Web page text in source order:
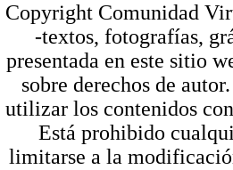
Copyright Comunidad
-textos, fotografías,
presentada en este sitio
sobre derechos de
utilizar los contenidos
Está prohibido
limitarse a la